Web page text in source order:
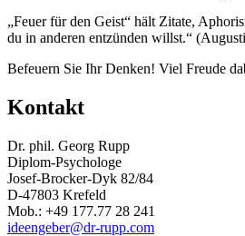
„Feuer für den Geist“ hält Zitate,
du in anderen entzünden willst.“
Befeuern Sie Ihr Denken! Viel Freude
Kontakt
Dr. phil. Georg Rupp
Diplom-Psychologe
Josef-Brocker-Dyk 82/84
D-47803 Krefeld
Mob.: +49 177.77 28 241
ideengeber@dr-rupp.com